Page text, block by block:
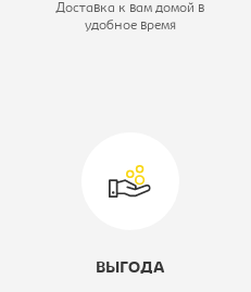
Цветовое решение:
Доставка к вам домой в
удобное время
ВЫГОДА